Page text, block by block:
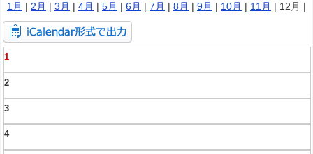
1月 | 2月 | 3月 | 4月 | 5月 | 6月 | 7月 | 8月 | 9月 | 10月 | 11月 | 12月 |
1
2
3
4